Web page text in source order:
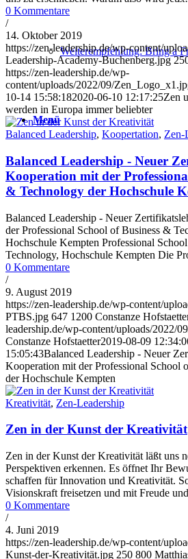
Weiterempfehlung: Bring a
Menü
0 Kommentare
/
14. Oktober 2019
https://zen-leadership.de/wp-content/
Leadership-Academy-Buchenberg.jpg
https://zen-leadership.de/wp-
content/uploads/2022/09/
10-14 15:58:182020-06-10 12:17:25Zen
werden in Europa immer beliebter
Balanced Leadership, Koopertation, Zen-
Balanced Leadership - Neuer
Kooperation mit der
& Technology der Hochschule
Balanced Leadership - Neuer
der Professional School of Business &
Hochschule Kempten Professional
Technology, Hochschule Kempten Die
0 Kommentare
/
9. August 2019
https://zen-leadership.de/wp-content/
PTBS.jpg 647 1200 Constanze
leadership.de/wp-content/uploads/2022/
Constanze Hofstaetter2019-08-09
15:05:43Balanced Leadership - Neuer
Kooperation mit der Professional School
der Hochschule Kempten
Kreativität, Zen-Leadership
Zen in der Kunst der Kreativität
Zen in der Kunst der Kreativität läßt uns
Perspektiven erkennen. Es öffnet Ihr
schaffen für Innovation und Kreativität.
Visionskraft freisetzen und mit Freude
0 Kommentare
/
4. Juni 2019
https://zen-leadership.de/wp-content/
Kunst-der-Kreativität.jpg 250 800